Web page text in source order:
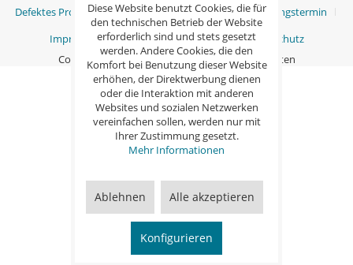
Defektes Produkt / Ersatzteile
Ihr persönlicher Beratungstermin
Impressum
AGB Widerrufsrecht
Datenschutz
Copyright © Ganß GmbH - Alle Rechte vorbehalten
Diese Website benutzt Cookies, die für
den technischen Betrieb der Website
erforderlich sind und stets gesetzt
werden. Andere Cookies, die den
Komfort bei Benutzung dieser Website
erhöhen, der Direktwerbung dienen
oder die Interaktion mit anderen
Websites und sozialen Netzwerken
vereinfachen sollen, werden nur mit
Ihrer Zustimmung gesetzt.
Mehr Informationen
Ablehnen Alle akzeptieren
Konfigurieren